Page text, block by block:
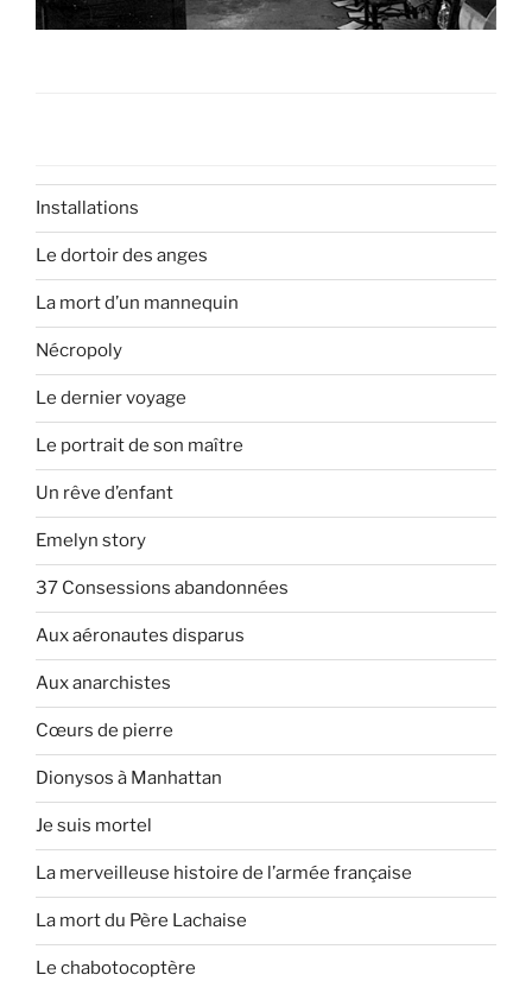
Installations
Le dortoir des anges
La mort d’un mannequin
Nécropoly
Le dernier voyage
Le portrait de son maître
Un rêve d’enfant
Emelyn story
37 Consessions abandonnées
Aux aéronautes disparus
Aux anarchistes
Cœurs de pierre
Dionysos à Manhattan
Je suis mortel
La merveilleuse histoire de l’armée française
La mort du Père Lachaise
Le chabotocoptère